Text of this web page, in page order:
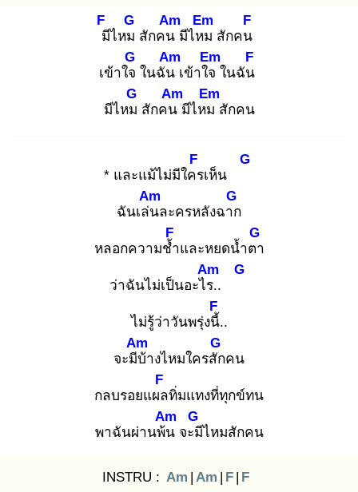
มี
F
ไหม
G
สักคน
Am
มีไหม
Em
สักคน
F
เข้าใจ
G
ในฉัน
Am
เข้าใจ
Em
ในฉัน
F
มีไหม
G
สักคน
Am
มีไหม
Em
สักคน
* และแม้ไม่มีใคร
F
เห็น
G
ฉันเล่น
Am
ละครหลังฉาก
G
หลอกความช้ำ
F
และหยดน้ำตา
G
ว่าฉันไม่เป็นอะไร.
Am
.
G
ไม่รู้ว่าวันพรุ่งนี้.
F
.
จะมีบ้
Am
างไหมใครสัก
G
คน
กลบรอยแผล
F
ทิ่มแทงที่ทุกข์ทน
พาฉันผ่านพ้น
Am
จะมี
G
ไหมสักคน
INSTRU : Am | Am | F | F